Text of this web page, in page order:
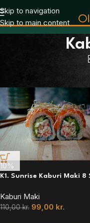
Skip to navigation
Skip to main content
10%
K1. Sunrise Kaburi Maki 8
Kaburi Maki
110,00kr. 99,00 kr.